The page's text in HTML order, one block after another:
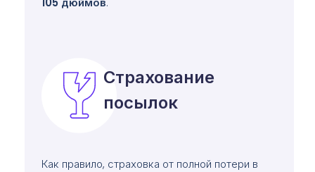
Страхование
посылок
Как правило, страховка от полной потери в